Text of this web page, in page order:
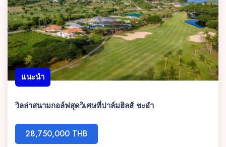
แนะนำ
วิลล่าสนามกอล์ฟสุดวิเศษที่ปาล์มฮิลส์ ชะอำ
28,750,000 THB